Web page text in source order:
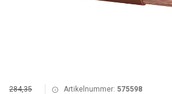
284,35 Artikelnummer: 575598